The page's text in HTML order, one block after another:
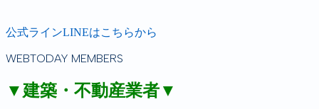
公式ラインLINEはこちらから
WEBTODAY MEMBERS
▼建築・不動産業者▼